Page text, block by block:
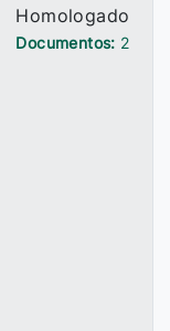
Homologado
Documentos: 2